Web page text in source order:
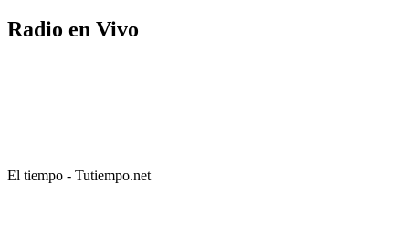
Radio en Vivo
El tiempo - Tutiempo.net